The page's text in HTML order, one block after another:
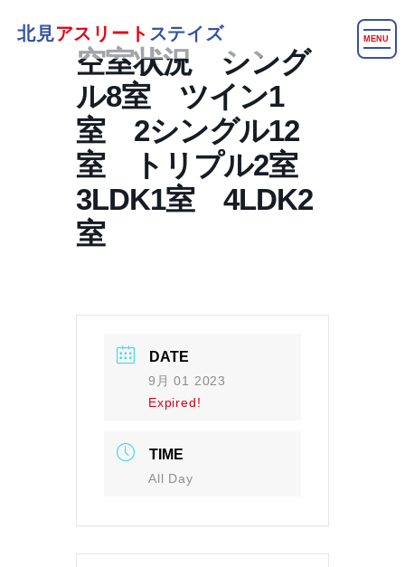
北見アスリート ステイズ MENU
空室状況 シング
ル8室 ツイン1
室 2シングル12
室 トリプル2室
3LDK1室 4LDK2
室
DATE
9月 01 2023
Expired!
TIME
All Day